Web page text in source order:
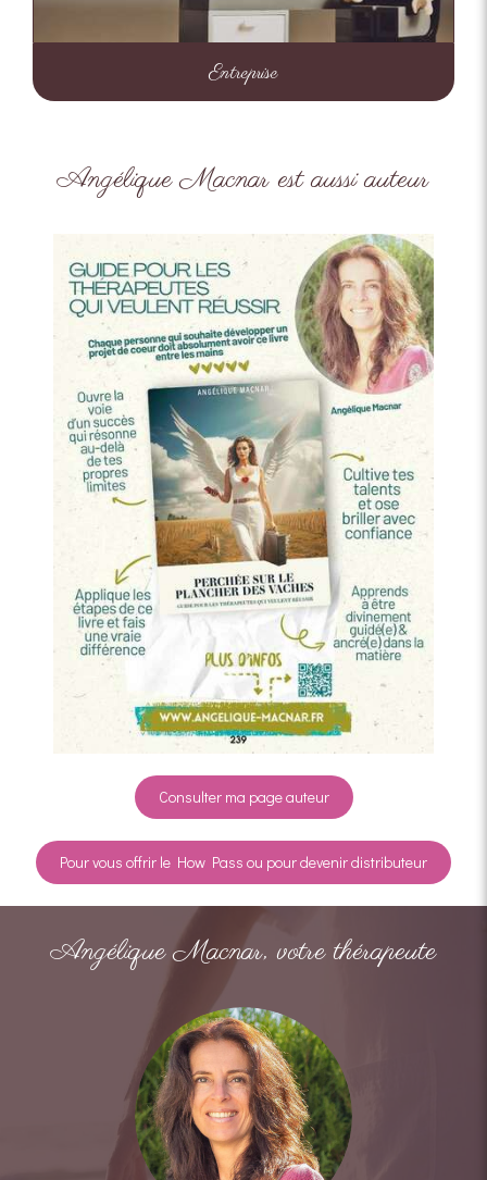
Entreprise
Angélique Macnar est aussi auteur
Consulter ma page auteur
Pour vous offrir le How Pass ou pour devenir distributeur
Angélique Macnar, votre thérapeute